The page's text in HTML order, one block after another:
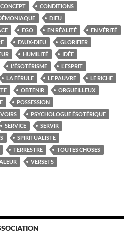
CONCEPT
CONDITIONS
DIEU
EGO EN RÉALITÉ
EN VÉRITÉ
FAUX-DIEU
GLORIFIER
HUMILITÉ
IDÉE
L'ÉSOTÉRISME
L'ESPRIT
LA FÉRULE LE PAUVRE
LE RICHE
OBTENIR
ORGUEILLEUX
POSSESSION
PSYCHOLOGUE ÉSOTÉRIQUE
SERVICE
SERVIR
SPIRITUALISTE
TERRESTRE
TOUTES CHOSES
VERSETS